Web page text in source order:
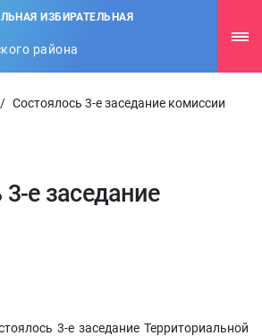
ИЗБИРАТЕЛЬНАЯ
района
/ Состоялось 3-е заседание комиссии
е заседание
3-е заседание Территориальной